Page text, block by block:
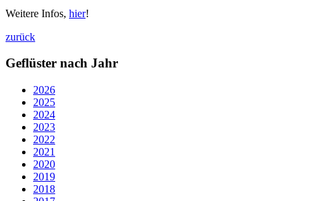
Weitere Infos, hier!
zurück
Geflüster nach Jahr
2026
2025
2024
2023
2022
2021
2020
2019
2018